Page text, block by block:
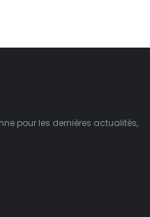
pour les dernières actualités,